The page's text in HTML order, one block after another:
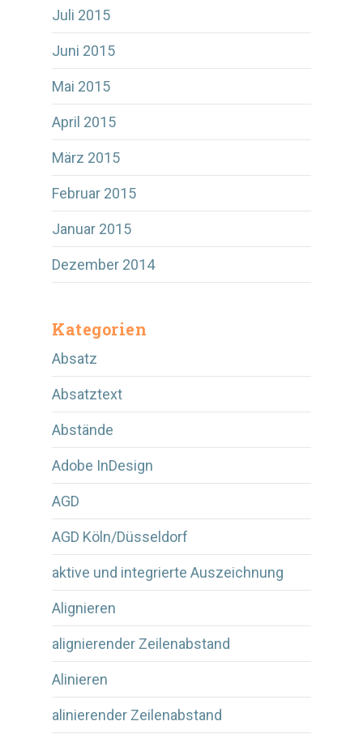
Juli 2015
Juni 2015
Mai 2015
April 2015
März 2015
Februar 2015
Januar 2015
Dezember 2014
Kategorien
Absatz
Absatztext
Abstände
Adobe InDesign
AGD
AGD Köln/Düsseldorf
aktive und integrierte Auszeichnung
Alignieren
alignierender Zeilenabstand
Alinieren
alinierender Zeilenabstand